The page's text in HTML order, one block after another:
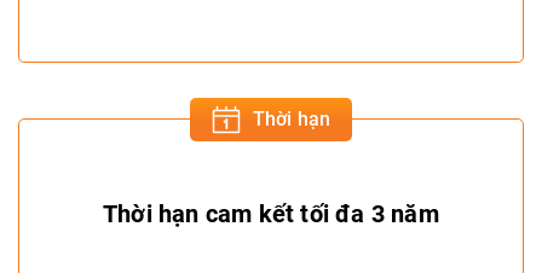
Thời hạn
Thời hạn cam kết tối đa 3 năm